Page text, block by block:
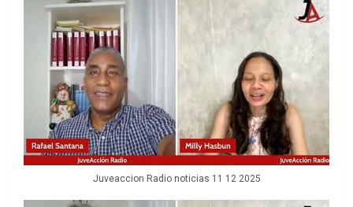
Juveaccion Radio noticias 11 12 2025